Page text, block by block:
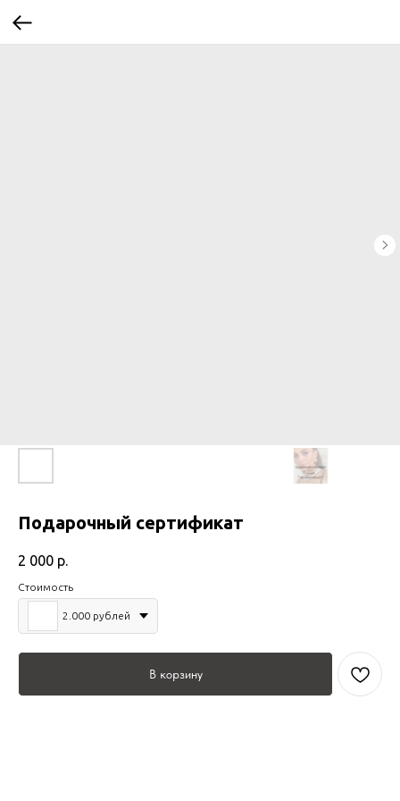
Подарочный сертификат
2 000 р.
Стоимость
2.000 рублей
В корзину